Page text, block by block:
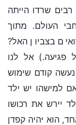
שרדו הייתה
העולם. מתוך
בצביון האל?
פגיעה.) אל לנו
קודם שימוש
למישהו יש ילד
יירש את רכושו
הוא יהיה קפדן